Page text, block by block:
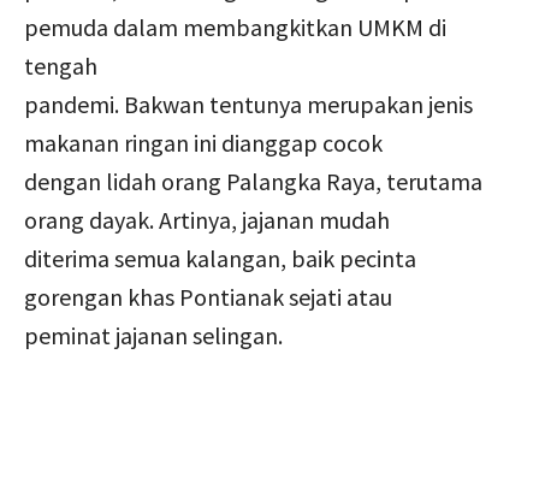
pemuda dalam membangkitkan UMKM di
tengah
pandemi. Bakwan tentunya merupakan jenis
makanan ringan ini dianggap cocok
dengan lidah orang Palangka Raya, terutama
orang dayak. Artinya, jajanan mudah
diterima semua kalangan, baik pecinta
gorengan khas Pontianak sejati atau
peminat jajanan selingan.